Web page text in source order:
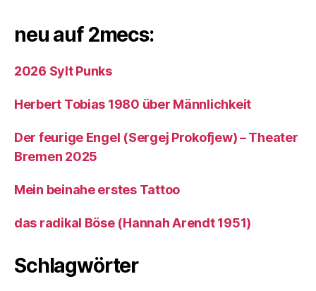
neu auf 2mecs:
2026 Sylt Punks
Herbert Tobias 1980 über Männlichkeit
Der feurige Engel (Sergej Prokofjew) – Theater
Bremen 2025
Mein beinahe erstes Tattoo
das radikal Böse (Hannah Arendt 1951)
Schlagwörter